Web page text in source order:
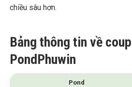
chiều sâu hơn.
Bảng thông tin về
PondPhuwin
Pond